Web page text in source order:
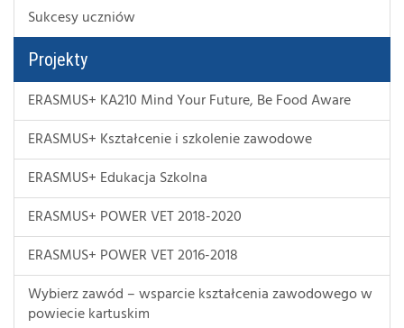
Sukcesy uczniów
Projekty
ERASMUS+ KA210 Mind Your Future, Be Food Aware
ERASMUS+ Kształcenie i szkolenie zawodowe
ERASMUS+ Edukacja Szkolna
ERASMUS+ POWER VET 2018-2020
ERASMUS+ POWER VET 2016-2018
Wybierz zawód – wsparcie kształcenia zawodowego w
powiecie kartuskim